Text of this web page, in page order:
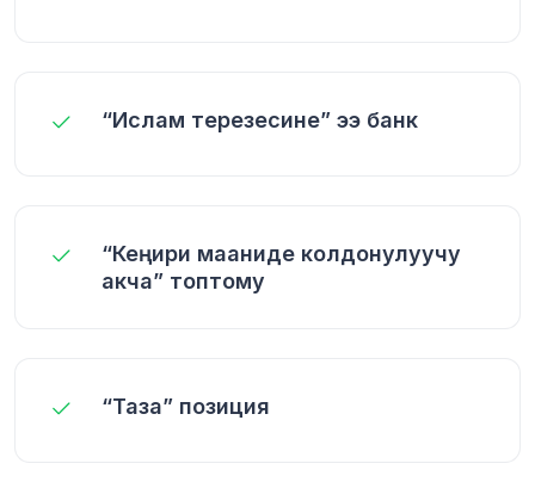
“Ислам терезесине” ээ банк
“Кеңири мааниде колдонулуучу
акча” топтому
“Таза” позиция